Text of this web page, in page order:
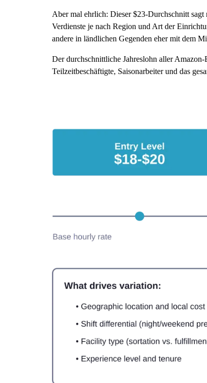
Aber mal ehrlich: Dieser $23-Durchschnitt
Verdienste je nach Region und Art der
andere in ländlichen Gegenden eher mit dem
Der durchschnittliche Jahreslohn aller
Teilzeitbeschäftigte, Saisonarbeiter und das